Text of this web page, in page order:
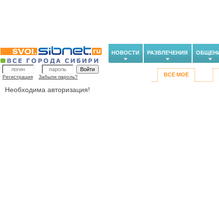
НОВОСТИ РАЗВЛЕЧЕНИЯ
Регистрация Забыли пароль? ВСЁ МОЁ
Необходима авторизация!